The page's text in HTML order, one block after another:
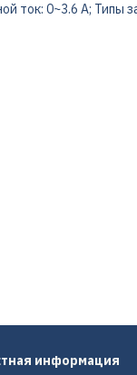
ток: 0~3.6 А; Типы
информация